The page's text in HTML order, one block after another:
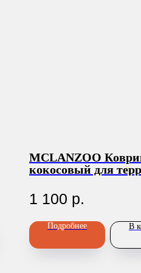
MCLANZOO
кокосовый для
1 100 р.
Подробнее В